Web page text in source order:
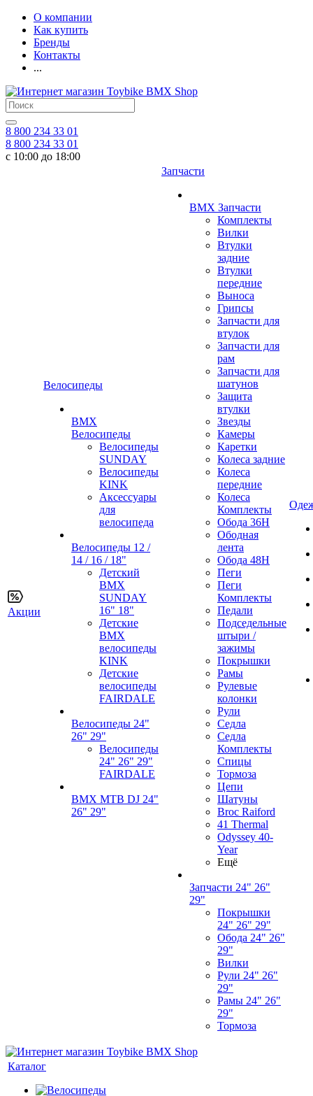
О компании
Как купить
Бренды
Контакты
...
8 800 234 33 01
8 800 234 33 01
с 10:00 до 18:00
Акции
Велосипеды
BMX
Велосипеды
Велосипеды
SUNDAY
Велосипеды
KINK
Аксессуары
для
велосипеда
Велосипеды 12 /
14 / 16 / 18"
Детский
BMX
SUNDAY
16" 18"
Детские
BMX
велосипеды
KINK
Детские
велосипеды
FAIRDALE
Велосипеды 24"
26" 29"
Велосипеды
24" 26" 29"
FAIRDALE
BMX MTB DJ 24"
26" 29"
Запчасти
BMX Запчасти
Комплекты
Вилки
Втулки
задние
Втулки
передние
Выноса
Грипсы
Запчасти для
втулок
Запчасти для
рам
Запчасти для
шатунов
Защита
втулки
Звезды
Камеры
Каретки
Колеса задние
Колеса
передние
Колеса
Комплекты
Обода 36H
Ободная
лента
Обода 48H
Пеги
Пеги
Комплекты
Педали
Подседельные
штыри /
зажимы
Покрышки
Рамы
Рулевые
колонки
Рули
Седла
Седла
Комплекты
Спицы
Тормоза
Цепи
Шатуны
Broc Raiford
41 Thermal
Odyssey 40-
Year
Ещё
Запчасти 24" 26"
29"
Покрышки
24" 26" 29"
Обода 24" 26"
29"
Вилки
Рули 24" 26"
29"
Рамы 24" 26"
29"
Тормоза
Каталог